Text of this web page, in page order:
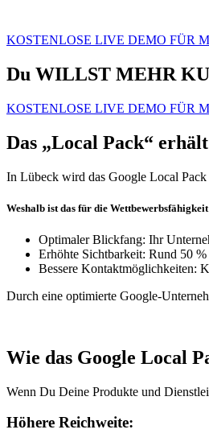
KOSTENLOSE LIVE DEMO FÜR
Du WILLST MEHR
KOSTENLOSE LIVE DEMO FÜR
Das „Local Pack“
In Lübeck wird das Google Local Pack
Weshalb ist das für die
Optimaler Blickfang: Ihr
Erhöhte Sichtbarkeit: Rund 50
Bessere Kontaktmöglichkeiten:
Durch eine optimierte Google-
Wie das Google Local
Wenn Du Deine Produkte und
Höhere Reichweite: